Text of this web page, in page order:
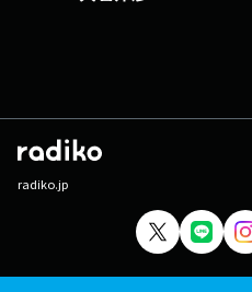
radiko.jp